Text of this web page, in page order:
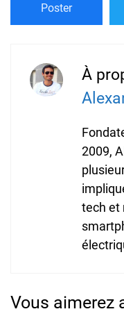
Poster
À
2009,
tech et
Vous aimerez